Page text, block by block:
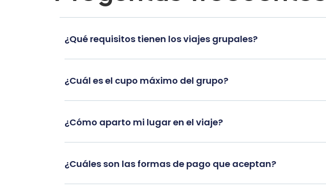
¿Qué requisitos tienen los viajes grupales?
¿Cuál es el cupo máximo del grupo?
¿Cómo aparto mi lugar en el viaje?
¿Cuáles son las formas de pago que aceptan?